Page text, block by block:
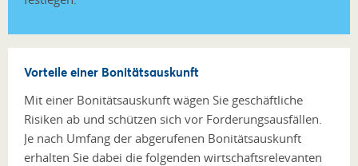
Vorteile einer Bonitätsauskunft
Mit einer Bonitätsauskunft wägen Sie geschäftliche
Risiken ab und schützen sich vor Forderungsausfällen.
Je nach Umfang der abgerufenen Bonitätsauskunft
erhalten Sie dabei die folgenden wirtschaftsrelevanten